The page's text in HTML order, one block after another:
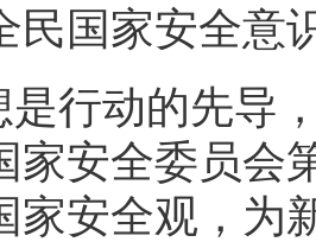
民国家安全意
是行动的先导
家安全委员会
家安全观，为